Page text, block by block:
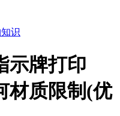
识
示牌打印
材质限制(优